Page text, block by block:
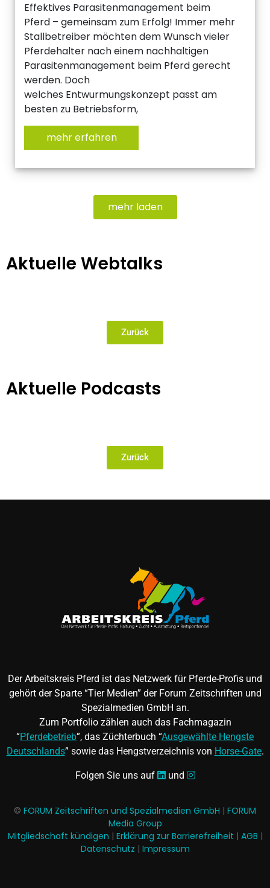
Effektives Parasitenmanagement beim
Pferd – gemeinsam zum Erfolg! Immer mehr
Stallbetreiber möchten dem Wunsch vieler
Pferdehalter nach einem nachhaltigen
Parasitenmanagement beim Pferd gerecht
werden. Doch
welches Entwurmungskonzept passt am
besten zu Betriebsform,
mehr erfahren
mehr laden
Aktuelle Webtalks
Zurück
Aktuelle Podcasts
Zurück
Der Arbeitskreis Pferd ist das Netzwerk für Pferde-Profis und
gehört der Sparte “Tier Medien” der Forum Zeitschriften und
Spezialmedien GmbH an.
Zum Portfolio zählen auch das Fachmagazin
“Pferdebetrieb”, das Züchterbuch “Ausgewählte Hengste
Deutschlands” sowie das Hengstverzeichnis von Horse-Gate.
Folgen Sie uns auf und
© FORUM Zeitschriften und Spezialmedien GmbH | FORUM
Media Group
Mitgliedschaft kündigen | Erklärung zur Barrierefreiheit | AGB |
Datenschutz | Impressum